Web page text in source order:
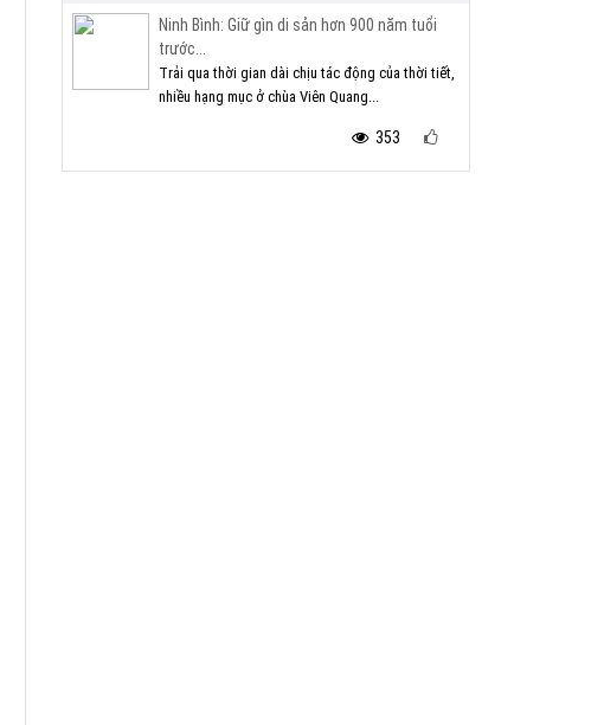
Ninh Bình: Giữ gìn di sản hơn 900 năm tuổi
trước...
Trải qua thời gian dài chịu tác động của thời tiết,
nhiều hạng mục ở chùa Viên Quang...
353